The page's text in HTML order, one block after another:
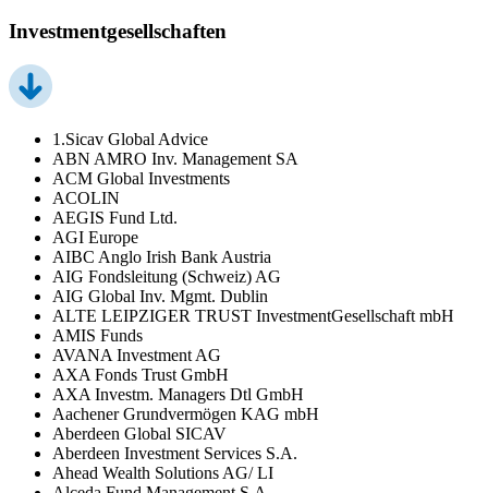
Investmentgesellschaften
1.Sicav Global Advice
ABN AMRO Inv. Management SA
ACM Global Investments
ACOLIN
AEGIS Fund Ltd.
AGI Europe
AIBC Anglo Irish Bank Austria
AIG Fondsleitung (Schweiz) AG
AIG Global Inv. Mgmt. Dublin
ALTE LEIPZIGER TRUST InvestmentGesellschaft mbH
AMIS Funds
AVANA Investment AG
AXA Fonds Trust GmbH
AXA Investm. Managers Dtl GmbH
Aachener Grundvermögen KAG mbH
Aberdeen Global SICAV
Aberdeen Investment Services S.A.
Ahead Wealth Solutions AG/ LI